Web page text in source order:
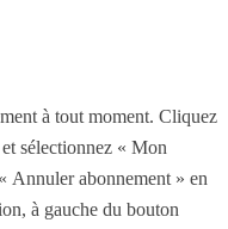
à tout moment. Cliquez
sélectionnez « Mon
Annuler abonnement » en
à gauche du bouton